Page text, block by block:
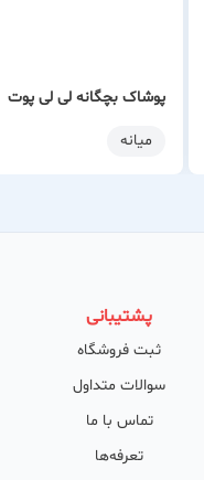
پوشاک بچگانه لی لی پوت
میانه
پشتیبانی
ثبت فروشگاه
سوالات متداول
تماس با ما
تعرفه‌ها